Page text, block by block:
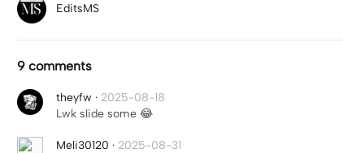
EditsMS
9 comments
theyfw · 2025-08-18
Lwk slide some 😂
Meli30120 · 2025-08-31